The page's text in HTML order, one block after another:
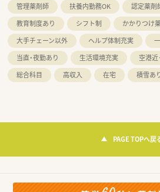
管理薬剤師
扶養内勤務OK
認定薬剤
教育制度あり
シフト制 かかりつけ
大手チェーン以外
ヘルプ体制充実
当直・夜勤あり
生活環境充実 空港近
総合科目
高収入 在宅 積雪あ
PAGE TOPへ戻